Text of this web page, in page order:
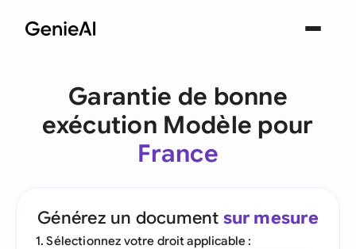
Garantie de bonne
exécution Modèle pour
France
Générez un document sur mesure
1. Sélectionnez votre droit applicable :